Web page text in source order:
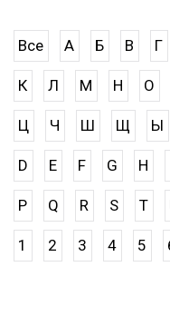
Все А Б В Г
К Л М Н О
Ц Ч Ш Щ Ы
D E F G H
P Q R S T
1 2 3 4 5